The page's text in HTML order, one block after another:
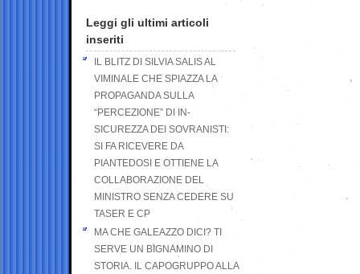
Leggi gli ultimi articoli
inseriti
IL BLITZ DI SILVIA SALIS AL
VIMINALE CHE SPIAZZA LA
PROPAGANDA SULLA
“PERCEZIONE” DI IN-
SICUREZZA DEI SOVRANISTI:
SI FA RICEVERE DA
PIANTEDOSI E OTTIENE LA
COLLABORAZIONE DEL
MINISTRO SENZA CEDERE SU
TASER E CP
MA CHE GALEAZZO DICI? TI
SERVE UN BIGNAMINO DI
STORIA. IL CAPOGRUPPO ALLA